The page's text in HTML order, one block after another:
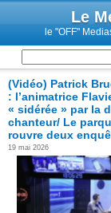
Le
le "OFF"
(Vidéo) Patrick
: l’animatrice
« sidérée » par la
chanteur/ Le
rouvre deux
19 mai 2026